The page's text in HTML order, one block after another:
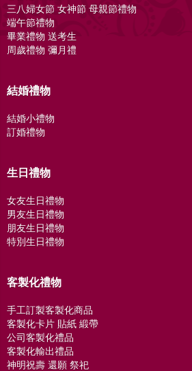
三八婦女節 女神節 母親節禮物
端午節禮物
畢業禮物 送考生
周歲禮物 彌月禮
結婚禮物
結婚小禮物
訂婚禮物
生日禮物
女友生日禮物
男友生日禮物
朋友生日禮物
特別生日禮物
客製化禮物
手工訂製客製化商品
客製化卡片 貼紙 緞帶
公司客製化禮品
客製化輸出禮品
神明祝壽 還願 祭祀